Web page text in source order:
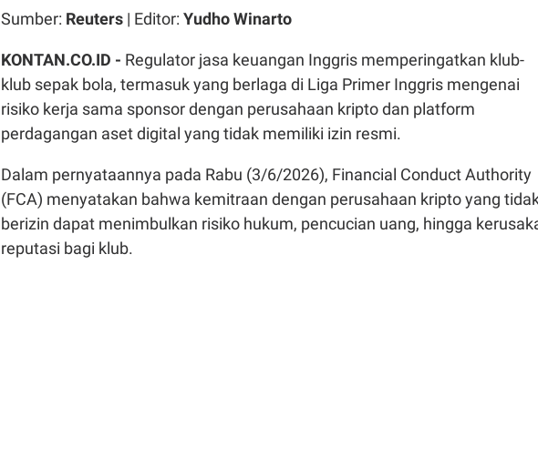
Sumber: Reuters | Editor: Yudho Winarto
KONTAN.CO.ID - Regulator jasa keuangan Inggris memperingatkan klub-
klub sepak bola, termasuk yang berlaga di Liga Primer Inggris mengenai
risiko kerja sama sponsor dengan perusahaan kripto dan platform
perdagangan aset digital yang tidak memiliki izin resmi.
Dalam pernyataannya pada Rabu (3/6/2026), Financial Conduct Authority
(FCA) menyatakan bahwa kemitraan dengan perusahaan kripto yang
berizin dapat menimbulkan risiko hukum, pencucian uang, hingga
reputasi bagi klub.